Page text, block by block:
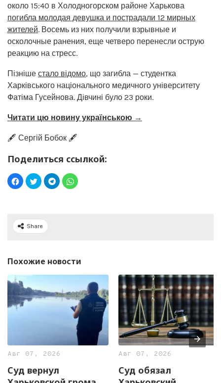
около 15:40 в Холодногорском районе Харькова
погибла молодая девушка и пострадали 12 мирных
жителей. Восемь из них получили взрывные и
осколочные ранения, еще четверо перенесли острую
реакцию на стресс.
Пізніше стало відомо, що загибла — студентка
Харківського національного медичного університету
Фатіма Гусейнова. Дівчині було 23 роки.
Читати цю новину українською →
🖋️ Сергій Бобок 🖋️
Поделиться ссылкой:
Share
Похожие новости
Авг 07, 2026
Суд вернул
Авг 07, 2026
Суд обязал